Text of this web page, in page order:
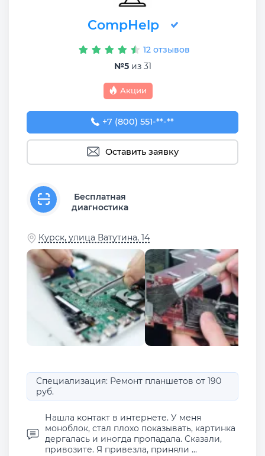
CompHelp
12 отзывов
№5из 31
Акции
+7 (800) 551-74-09
+7 (800) 551-**-**
Оставить заявку
Бесплатная
диагностика
Курск, улица Ватутина, 14
Специализация: Ремонт планшетов от 190
руб.
Нашла контакт в интернете. У меня
моноблок, стал плохо показывать, картинка
дергалась и иногда пропадала. Сказали,
привозите. Я привезла, приняли ...